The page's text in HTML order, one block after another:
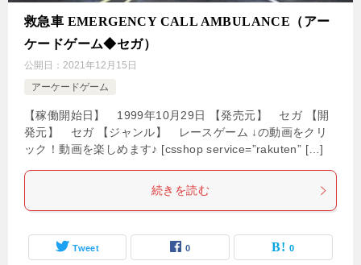
救急車 EMERGENCY CALL AMBULANCE（アー
ケードゲーム◆セガ）
公開日： 2021年12月15日
アーケードゲーム
【稼働開始日】 1999年10月29日 【発売元】 セガ 【開
発元】 セガ 【ジャンル】 レースゲーム ↓の動画をクリ
ック！動画を楽しめます♪ [csshop service=”rakuten” […]
続きを読む
Tweet 0 0